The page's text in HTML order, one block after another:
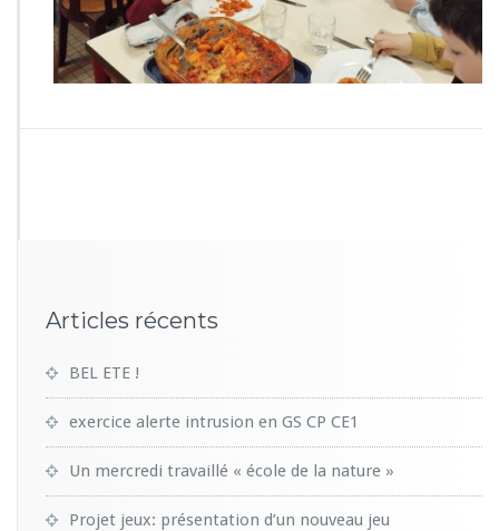
6
_
1
1
Articles récents
BEL ETE !
exercice alerte intrusion en GS CP CE1
Un mercredi travaillé « école de la nature »
Projet jeux: présentation d’un nouveau jeu